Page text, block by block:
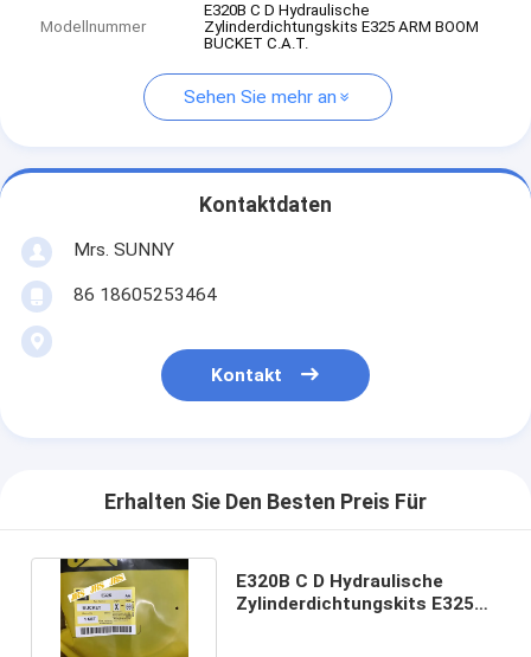
Modellnummer
E320B C D Hydraulische
Zylinderdichtungskits E325 ARM BOOM
BUCKET C.A.T.
Sehen Sie mehr an
Kontaktdaten
Mrs. SUNNY
86 18605253464
Kontakt
Erhalten Sie Den Besten Preis Für
E320B C D Hydraulische
Zylinderdichtungskits E325